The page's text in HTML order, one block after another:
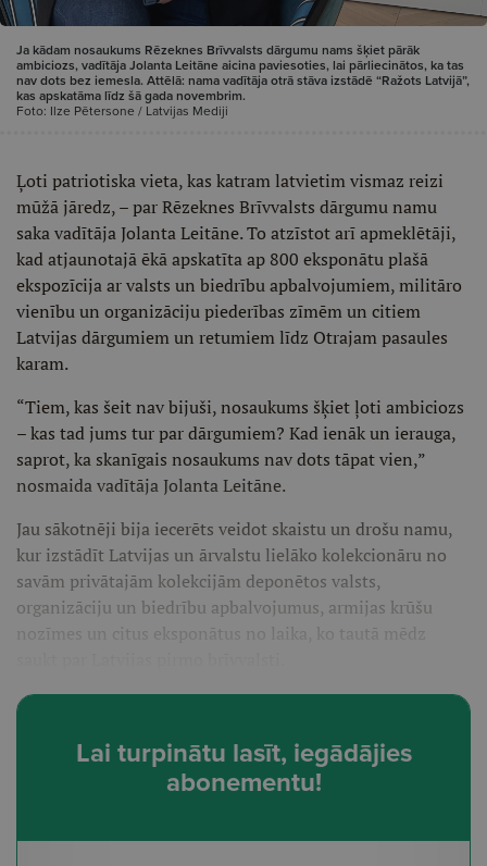
Ja kādam nosaukums Rēzeknes Brīvvalsts dārgumu nams šķiet pārāk
ambiciozs, vadītāja Jolanta Leitāne aicina paviesoties, lai pārliecinātos, ka tas
nav dots bez iemesla. Attēlā: nama vadītāja otrā stāva izstādē “Ražots Latvijā”,
kas apskatāma līdz šā gada novembrim.
Foto: Ilze Pētersone / Latvijas Mediji
Ļoti patriotiska vieta, kas katram latvietim vismaz reizi
mūžā jāredz, – par Rēzeknes Brīvvalsts dārgumu namu
saka vadītāja Jolanta Leitāne. To atzīstot arī apmeklētāji,
kad atjaunotajā ēkā apskatīta ap 800 eksponātu plašā
ekspozīcija ar valsts un biedrību apbalvojumiem, militāro
vienību un organizāciju piederības zīmēm un citiem
Latvijas dārgumiem un retumiem līdz Otrajam pasaules
karam.
“Tiem, kas šeit nav bijuši, nosaukums šķiet ļoti ambiciozs
– kas tad jums tur par dārgumiem? Kad ienāk un ierauga,
saprot, ka skanīgais nosaukums nav dots tāpat vien,”
nosmaida vadītāja Jolanta Leitāne.
Jau sākotnēji bija iecerēts veidot skaistu un drošu namu,
kur izstādīt Latvijas un ārvalstu lielāko kolekcionāru no
savām privātajām kolekcijām deponētos valsts,
organizāciju un biedrību apbalvojumus, armijas krūšu
nozīmes un citus eksponātus no laika, ko tautā mēdz
Lai turpinātu lasīt, iegādājies
abonementu!